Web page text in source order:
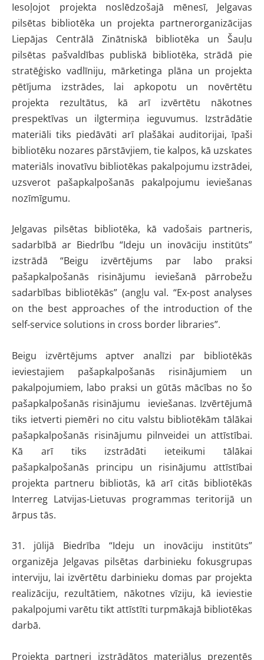
Iesoļojot projekta noslēdzošajā mēnesī, Jelgavas
pilsētas bibliotēka un projekta partnerorganizācijas
Liepājas Centrālā Zinātniskā bibliotēka un Šauļu
pilsētas pašvaldības publiskā bibliotēka, strādā pie
stratēģisko vadlīniju, mārketinga plāna un projekta
pētījuma izstrādes, lai apkopotu un novērtētu
projekta rezultātus, kā arī izvērtētu nākotnes
prespektīvas un ilgtermiņa ieguvumus. Izstrādātie
materiāli tiks piedāvāti arī plašākai auditorijai, īpaši
bibliotēku nozares pārstāvjiem, tie kalpos, kā uzskates
materiāls inovatīvu bibliotēkas pakalpojumu izstrādei,
uzsverot pašapkalpošanās pakalpojumu ieviešanas
nozīmīgumu.
Jelgavas pilsētas bibliotēka, kā vadošais partneris,
sadarbībā ar Biedrību “Ideju un inovāciju institūts”
izstrādā “Beigu izvērtējums par labo praksi
pašapkalpošanās risinājumu ieviešanā pārrobežu
sadarbības bibliotēkās” (angļu val. “Ex-post analyses
on the best approaches of the introduction of the
self-service solutions in cross border libraries”.
Beigu izvērtējums aptver analīzi par bibliotēkās
ieviestajiem pašapkalpošanās risinājumiem un
pakalpojumiem, labo praksi un gūtās mācības no šo
pašapkalpošanās risinājumu ieviešanas. Izvērtējumā
tiks ietverti piemēri no citu valstu bibliotēkām tālākai
pašapkalpošanās risinājumu pilnveidei un attīstībai.
Kā arī tiks izstrādāti ieteikumi tālākai
pašapkalpošanās principu un risinājumu attīstībai
projekta partneru bibliotās, kā arī citās bibliotēkās
Interreg Latvijas-Lietuvas programmas teritorijā un
ārpus tās.
31. jūlijā Biedrība “Ideju un inovāciju institūts”
organizēja Jelgavas pilsētas darbinieku fokusgrupas
interviju, lai izvērtētu darbinieku domas par projekta
realizāciju, rezultātiem, nākotnes vīziju, kā ieviestie
pakalpojumi varētu tikt attīstīti turpmākajā bibliotēkas
darbā.
Projekta partneri izstrādātos materiālus prezentēs